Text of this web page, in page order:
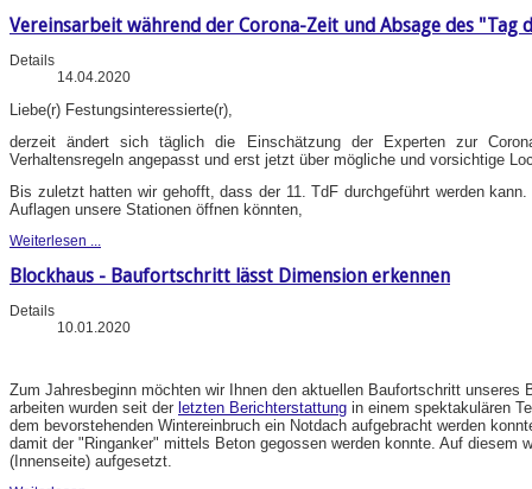
Vereinsarbeit während der Corona-Zeit und Absage des "Tag
Details
14.04.2020
Liebe(r) Festungsinteressierte(r),
derzeit ändert sich täglich die Einschätzung der Experten zur
Verhaltensregeln angepasst und erst jetzt über mögliche und vorsichtige
Bis zuletzt hatten wir gehofft, dass der 11. TdF durchgeführt werden
Auflagen unsere Stationen öffnen könnten,
Weiterlesen ...
Blockhaus - Baufortschritt lässt Dimension erkennen
Details
10.01.2020
Zum Jahresbeginn möchten wir Ihnen den aktuellen Baufortschritt unseres
arbeiten wurden seit der letzten Berichterstattung in einem spektakulären
dem bevorstehenden Wintereinbruch ein Notdach aufgebracht werden
damit der "Ringanker" mittels Beton gegossen werden konnte. Auf
(Innenseite) aufgesetzt.